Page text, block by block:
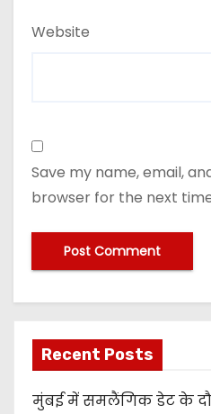
Website
Save my name, email,
browser for the next
Recent Posts
मुंबई में समलैंगिक डेट के